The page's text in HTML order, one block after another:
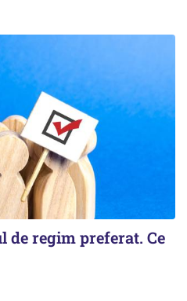
de regim preferat. Ce